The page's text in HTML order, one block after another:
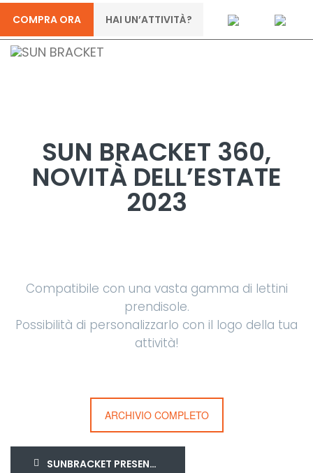
COMPRA ORA HAI UN’ATTIVITÀ?
SUN BRACKET 360,
NOVITÀ DELL’ESTATE
2023
Compatibile con una vasta gamma di lettini
prendisole.
Possibilità di personalizzarlo con il logo della tua
attività!
ARCHIVIO COMPLETO
SUNBRACKET PRESENTE ALLA FIERA BALNEARIA